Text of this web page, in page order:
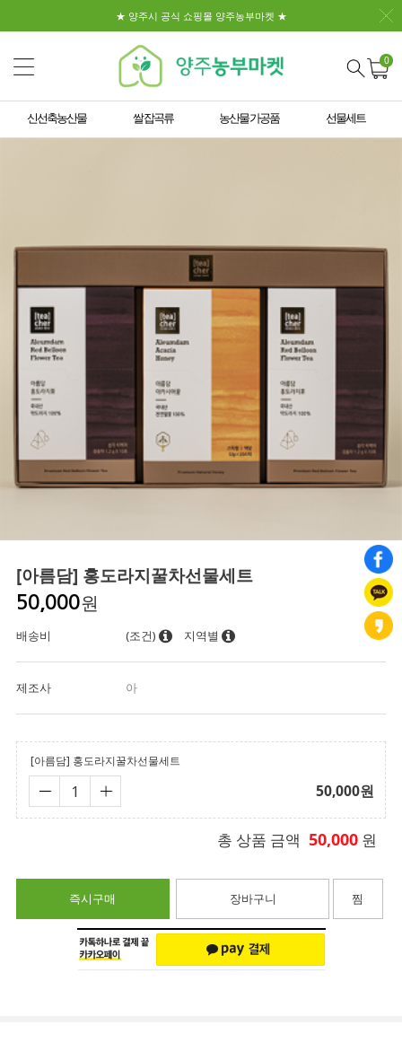
★ 양주시 공식 쇼핑몰 양주농부마켓 ★
0
신선축농산물 쌀 잡곡류 농산물 가공품 선물세트
[아름담] 홍도라지꿀차선물세트
50,000원
배송비 (조건) 지역별
제조사 아
[아름담] 홍도라지꿀차선물세트
50,000원
총 상품 금액 50,000 원
즉시구매 장바구니 찜